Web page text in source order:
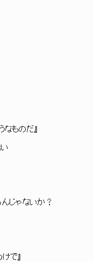
ものだ』
じゃないか？
で』